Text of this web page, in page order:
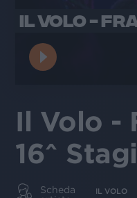
IL VOLO -
Il Volo -
16^
Scheda
IL VOLO